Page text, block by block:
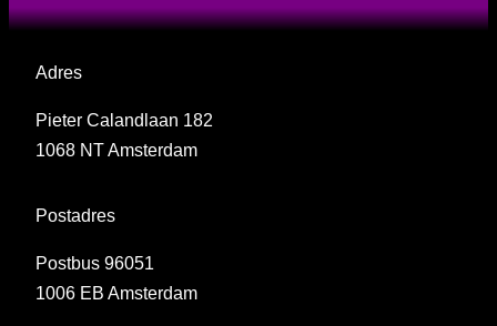
Adres
Pieter Calandlaan 182
1068 NT Amsterdam
Postadres
Postbus 96051
1006 EB Amsterdam